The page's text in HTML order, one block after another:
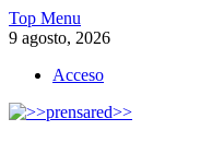
Skip
to
Top Menu
9 agosto, 2026
Acceso